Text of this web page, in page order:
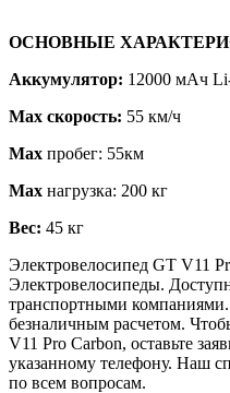
ОСНОВНЫЕ
Аккумулятор: 12000 мАч
Max скорость: 55 км/ч
Max пробег: 55км
Max нагрузка: 200 кг
Вес: 45 кг
Электровелосипед GT V11
Электровелосипеды.
транспортными
безналичным расчетом.
V11 Pro Carbon, оставьте
указанному телефону. Наш
по всем вопросам.